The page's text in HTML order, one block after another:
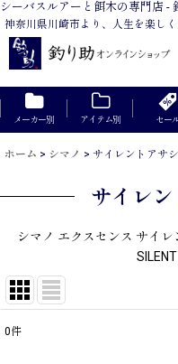
シーバスルアーと餌木の専門店 -
神奈川県川崎市より、人生を楽し
メーカー別 アイテム別 セー
ホーム > シマノ > サイレントアサ
サイレ
シマノ エクスセンス サイレ
0件